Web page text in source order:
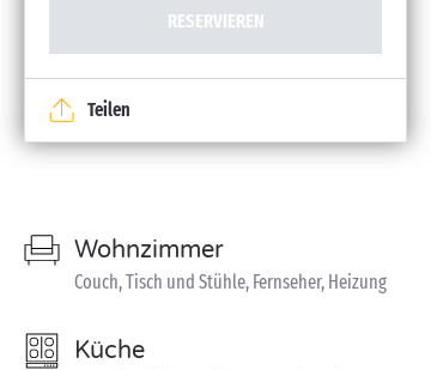
RESERVIEREN
Teilen
Wohnzimmer
Couch, Tisch und Stühle, Fernseher, Heizung
Küche